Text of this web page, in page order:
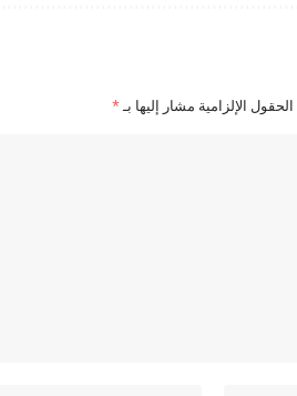
الحقول الإلزامية مشار إليها بـ*